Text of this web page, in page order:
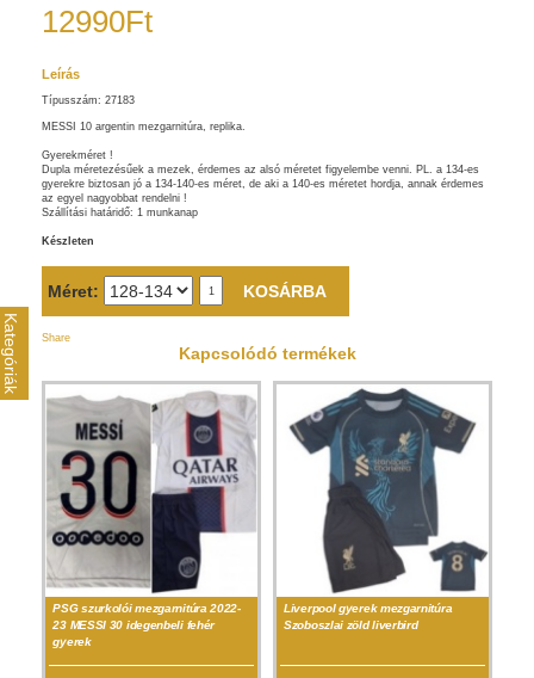
Kategóriák
12990Ft
Leírás
Típusszám: 27183
MESSI 10 argentin mezgarnitúra, replika.
Gyerekméret !
Dupla méretezésűek a mezek, érdemes az alsó méretet figyelembe venni. PL. a 134-es
gyerekre biztosan jó a 134-140-es méret, de aki a 140-es méretet hordja, annak érdemes
az egyel nagyobbat rendelni !
Szállítási határidő: 1 munkanap
Készleten
Méret:
Share
Kapcsolódó termékek
PSG szurkolói mezgarnitúra 2022-
23 MESSI 30 idegenbeli fehér
gyerek
Liverpool gyerek mezgarnitúra
Szoboszlai zöld liverbird